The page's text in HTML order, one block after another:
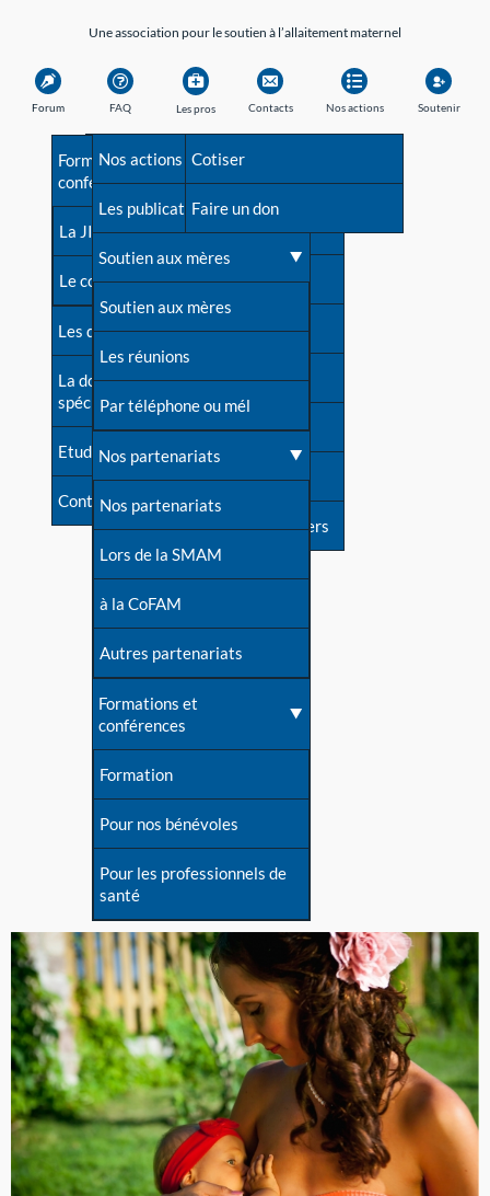
Une association pour le soutien à l’allaitement maternel
Forum FAQ
Avant la naissance
Les débuts
Une difficulté d'allaitement ?
Cas particuliers
Mythes et vérités
Devenir animatrice ?
Une question sur le site
Les pros
Formations et
conférences
La JIA
Le congrès
Les dossiers de l'allaitement
La documentation
spécialisée
Etudes récentes
Contact
Contacts
Besoin d'aide?
Répertoire de tous les
contacts
Contact presse
Dossier de presse
Soutenir LLL
Livre d'or
Forum
S'inscrire à nos newsletters
Nos actions
Nos actions
Les publications
Soutien aux mères
Soutien aux mères
Les réunions
Par téléphone ou mél
Nos partenariats
Nos partenariats
Lors de la SMAM
à la CoFAM
Autres partenariats
Formations et
conférences
Formation
Pour nos bénévoles
Pour les professionnels de
santé
Soutenir
Cotiser
Faire un don